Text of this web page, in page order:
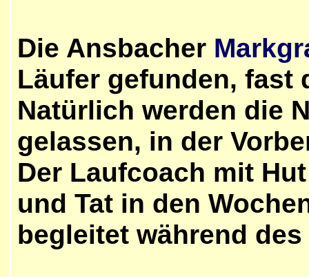
Die Ansbacher
Läufer gefunden, fast
Natürlich werden die
gelassen, in der
Der Laufcoach mit
und Tat in den
begleitet während